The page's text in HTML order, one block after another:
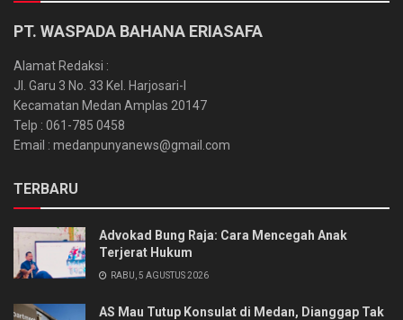
PT. WASPADA BAHANA ERIASAFA
Alamat Redaksi :
Jl. Garu 3 No. 33 Kel. Harjosari-I
Kecamatan Medan Amplas 20147
Telp : 061-785 0458
Email : medanpunyanews@gmail.com
TERBARU
Advokad Bung Raja: Cara Mencegah Anak
Terjerat Hukum
RABU, 5 AGUSTUS 2026
AS Mau Tutup Konsulat di Medan, Dianggap Tak